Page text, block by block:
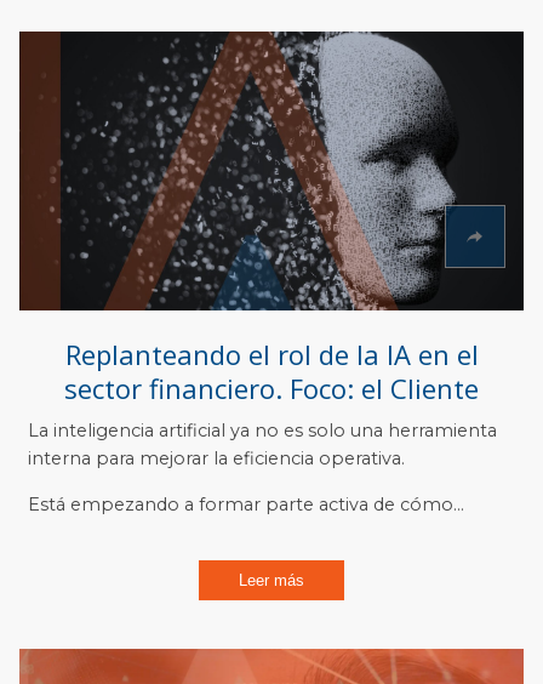
Replanteando el rol de la IA en el
sector financiero. Foco: el Cliente
La inteligencia artificial ya no es solo una herramienta
interna para mejorar la eficiencia operativa.
Está empezando a formar parte activa de cómo...
Leer más